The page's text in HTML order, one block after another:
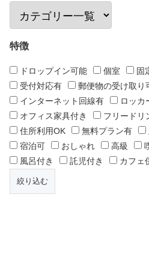
特徴
ドロップイン可能 個室 固
受付対応有
郵便物の受け取り
インターネット回線有
ロッカ
オフィス家具付き
フリードリ
住所利用OK
無料プラン有
宿泊可
おしゃれ 高級
風呂付き
託児付き カフェ